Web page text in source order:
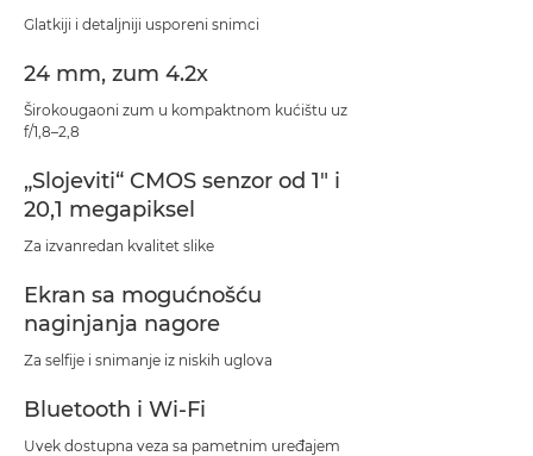
Glatkiji i detaljniji usporeni snimci
24 mm, zum 4.2x
Širokougaoni zum u kompaktnom kućištu uz
f/1,8–2,8
„Slojeviti“ CMOS senzor od 1" i
20,1 megapiksel
Za izvanredan kvalitet slike
Ekran sa mogućnošću
naginjanja nagore
Za selfije i snimanje iz niskih uglova
Bluetooth i Wi-Fi
Uvek dostupna veza sa pametnim uređajem